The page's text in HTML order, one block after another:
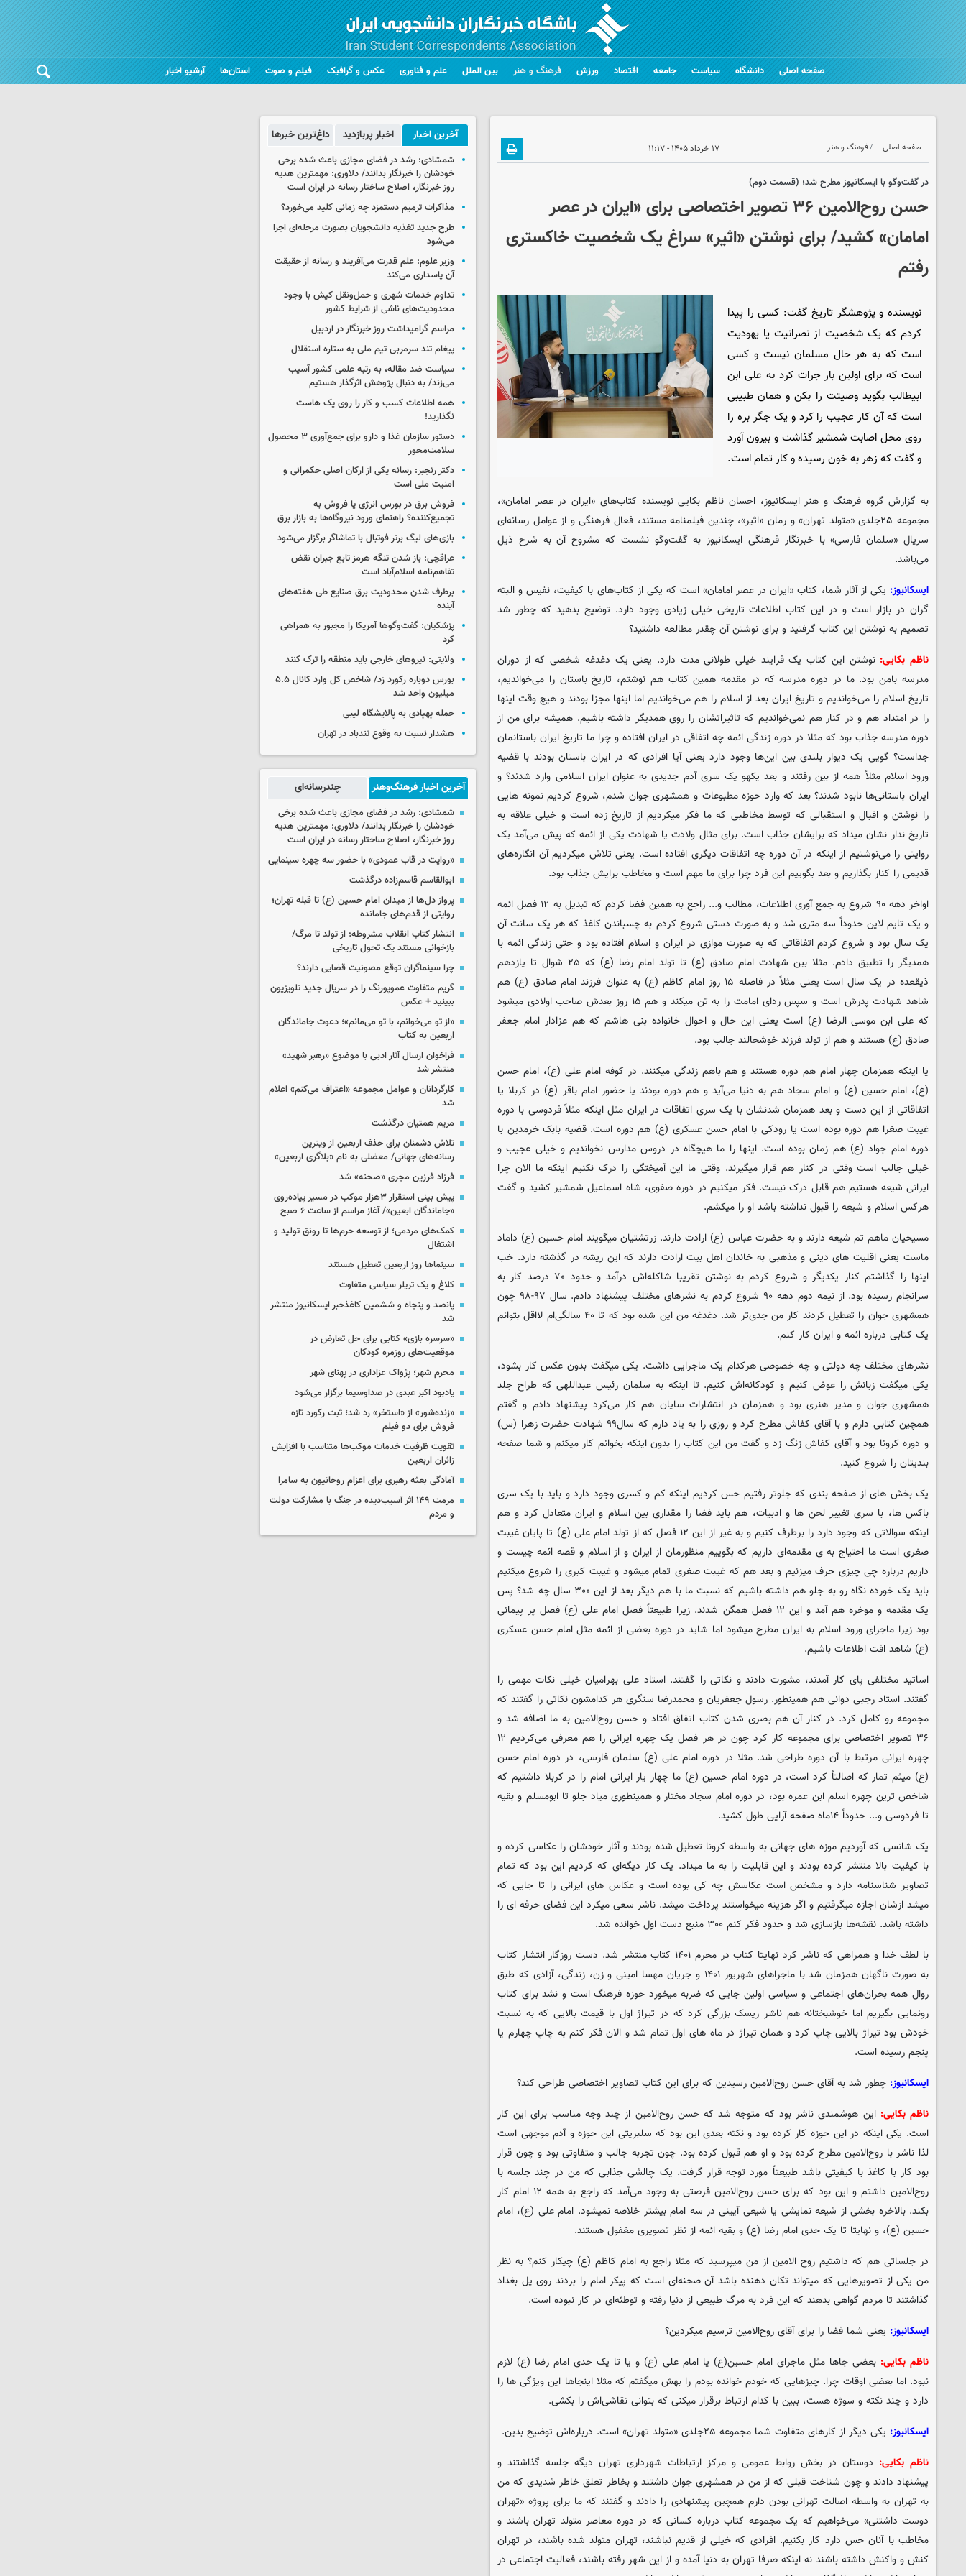
صفحه اصلی دانشگاه سیاست جامعه اقتصاد ورزش فرهنگ و هنر بین الملل علم و فناوری عکس و گرافیک فیلم و صوت استان‌ها آرشیو اخبار
صفحه اصلی فرهنگ و هنر ۱۷ خرداد ۱۴۰۵ - ۱۱:۱۷
در گفت‌وگو با ایسکانیوز مطرح شد؛ (قسمت دوم)
حسن روح‌الامین ۳۶ تصویر اختصاصی برای «ایران در عصر
امامان» کشید/ برای نوشتن «اثیر» سراغ یک شخصیت خاکستری
رفتم
نویسنده و پژوهشگر تاریخ گفت: کسی را پیدا
کردم که یک شخصیت از نصرانیت یا یهودیت
است که به هر حال مسلمان نیست و کسی
است که برای اولین بار جرات کرد به علی ابن
ابیطالب بگوید وصیتت را بکن و همان طبیبی
است که آن کار عجیب را کرد و یک جگر بره را
روی محل اصابت شمشیر گذاشت و بیرون آورد
و گفت که زهر به خون رسیده و کار تمام است.
به گزارش گروه فرهنگ و هنر ایسکانیوز، احسان ناظم بکایی نویسنده کتاب‌های «ایران در عصر امامان»،
مجموعه ۲۵جلدی «متولد تهران» و رمان «اثیر»، چندین فیلمنامه مستند، فعال فرهنگی و از عوامل رسانه‌ای
سریال «سلمان فارسی» با خبرنگار فرهنگی ایسکانیوز به گفت‌وگو نشست که مشروح آن به شرح ذیل
می‌باشد.
ایسکانیوز: یکی از آثار شما، کتاب «ایران در عصر امامان» است که یکی از کتاب‌های با کیفیت، نفیس و البته
گران در بازار است و در این کتاب اطلاعات تاریخی خیلی زیادی وجود دارد. توضیح بدهید که چطور شد
تصمیم به نوشتن این کتاب گرفتید و برای نوشتن آن چقدر مطالعه داشتید؟
ناظم بکایی: نوشتن این کتاب یک فرایند خیلی طولانی مدت دارد. یعنی یک دغدغه شخصی که از دوران
مدرسه بامن بود. ما در دوره مدرسه که در مقدمه همین کتاب هم نوشتم، تاریخ باستان را می‌خواندیم،
تاریخ اسلام را می‌خواندیم و تاریخ ایران بعد از اسلام را هم می‌خواندیم اما اینها مجزا بودند و هیچ وقت اینها
را در امتداد هم و در کنار هم نمی‌خواندیم که تاثیراتشان را روی همدیگر داشته باشیم. همیشه برای من از
دوره مدرسه جذاب بود که مثلا در دوره زندگی ائمه چه اتفاقی در ایران افتاده و چرا ما تاریخ ایران باستانمان
جداست؟ گویی یک دیوار بلندی بین این‌ها وجود دارد یعنی آیا افرادی که در ایران باستان بودند با قضیه
ورود اسلام مثلاً همه از بین رفتند و بعد یکهو یک سری آدم جدیدی به عنوان ایران اسلامی وارد شدند؟ و
ایران باستانی‌ها نابود شدند؟ بعد که وارد حوزه مطبوعات و همشهری جوان شدم، شروع کردیم نمونه هایی
را نوشتن و اقبال و استقبالی که توسط مخاطبی که ما فکر میکردیم از تاریخ زده است و خیلی علاقه به
تاریخ ندار نشان میداد که برایشان جذاب است. برای مثال ولادت یا شهادت یکی از ائمه که پیش می‌آمد یک
روایتی را می‌نوشتیم از اینکه در آن دوره چه اتفاقات دیگری افتاده است. یعنی تلاش میکردیم آن انگاره‌های
قدیمی را کنار بگذاریم و بعد بگوییم این فرد چرا برای ما مهم است و مخاطب برایش جذاب بود.
اواخر دهه ۹۰ شروع به جمع آوری اطلاعات، مطالب و... راجع به همین فضا کردم که تبدیل به ۱۲ فصل ائمه
و یک تایم لاین حدوداً سه متری شد و به صورت دستی شروع کردم به چسباندن کاغذ که هر یک سانت آن
یک سال بود و شروع کردم اتفاقاتی که به صورت موازی در ایران و اسلام افتاده بود و حتی زندگی ائمه با
همدیگر را تطبیق دادم. مثلا بین شهادت امام صادق (ع) تا تولد امام رضا (ع) که ۲۵ شوال تا یازدهم
ذیقعده در یک سال است یعنی مثلاً در فاصله ۱۵ روز امام کاظم (ع) به عنوان فرزند امام صادق (ع) هم
شاهد شهادت پدرش است و سپس ردای امامت را به تن میکند و هم ۱۵ روز بعدش صاحب اولادی میشود
که علی ابن موسی الرضا (ع) است یعنی این حال و احوال خانواده بنی هاشم که هم عزادار امام جعفر
صادق (ع) هستند و هم از تولد فرزند خوشحالند جالب بود.
یا اینکه همزمان چهار امام هم دوره هستند و هم باهم زندگی میکنند. در کوفه امام علی (ع)، امام حسن
(ع)، امام حسین (ع) و امام سجاد هم به دنیا می‌آید و هم دوره بودند یا حضور امام باقر (ع) در کربلا یا
اتفاقاتی از این دست و بعد همزمان شدنشان با یک سری اتفاقات در ایران مثل اینکه مثلاً فردوسی با دوره
غیبت صغرا هم دوره بوده است یا رودکی با امام حسن عسکری (ع) هم دوره است. قضیه بابک خرمدین با
دوره امام جواد (ع) هم زمان بوده است. اینها را ما هیچگاه در دروس مدارس نخواندیم و خیلی عجیب و
خیلی جالب است وقتی در کنار هم قرار میگیرند. وقتی ما این آمیختگی را درک نکنیم اینکه ما الان چرا
ایرانی شیعه هستیم هم قابل درک نیست. فکر میکنیم در دوره صفوی، شاه اسماعیل شمشیر کشید و گفت
هرکس اسلام و شیعه را قبول نداشته باشد او را میکشم.
مسیحیان ماهم تم شیعه دارند و به حضرت عباس (ع) ارادت دارند. زرتشتیان میگویند امام حسین (ع) داماد
ماست یعنی اقلیت های دینی و مذهبی به خاندان اهل بیت ارادت دارند که این ریشه در گذشته دارد. خب
اینها را گذاشتم کنار یکدیگر و شروع کردم به نوشتن تقریبا شاکله‌اش درآمد و حدود ۷۰ درصد کار به
سرانجام رسیده بود. از نیمه دوم دهه ۹۰ شروع کردم به نشرهای مختلف پیشنهاد دادم. سال ۹۷-۹۸ چون
همشهری جوان را تعطیل کردند کار من جدی‌تر شد. دغدغه من این شده بود که تا ۴۰ سالگی‌ام لااقل بتوانم
یک کتابی درباره ائمه و ایران کار کنم.
نشرهای مختلف چه دولتی و چه خصوصی هرکدام یک ماجرایی داشت. یکی میگفت بدون عکس کار بشود،
یکی میگفت زبانش را عوض کنیم و کودکانه‌اش کنیم. تا اینکه به سلمان رئیس عبداللهی که طراح جلد
همشهری جوان و مدیر هنری بود و همزمان در انتشارات سایان هم کار می‌کرد پیشنهاد دادم و گفتم
همچین کتابی دارم و با آقای کفاش مطرح کرد و روزی را به یاد دارم که سال۹۹ شهادت حضرت زهرا (س)
و دوره کرونا بود و آقای کفاش زنگ زد و گفت من این کتاب را بدون اینکه بخوانم کار میکنم و شما صفحه
بندیتان را شروع کنید.
یک بخش های از صفحه بندی که جلوتر رفتیم حس کردیم اینکه کم و کسری وجود دارد و باید با یک سری
باکس ها، با سری تغییر لحن ها و ادبیات، هم باید فضا را مقداری بین اسلام و ایران متعادل کرد و هم
اینکه سوالاتی که وجود دارد را برطرف کنیم و به غیر از این ۱۲ فصل که از تولد امام علی (ع) تا پایان غیبت
صغری است ما احتیاج به ی مقدمه‌ای داریم که بگوییم منظورمان از ایران و از اسلام و قصه ائمه چیست و
داریم درباره چی چیزی حرف میزنیم و بعد هم که غیبت صغری تمام میشود و غیبت کبری را شروع میکنیم
باید یک خورده نگاه رو به جلو هم داشته باشیم که نسبت ما با هم دیگر بعد از این ۳۰۰ سال چه شد؟ پس
یک مقدمه و موخره هم آمد و این ۱۲ فصل همگن شدند. زیرا طبیعتاً فصل امام علی (ع) فصل پر پیمانی
بود زیرا ماجرای ورود اسلام به ایران مطرح میشود اما شاید در دوره بعضی از ائمه مثل امام حسن عسکری
(ع) شاهد افت اطلاعات باشیم.
اساتید مختلفی پای کار آمدند، مشورت دادند و نکاتی را گفتند. استاد علی بهرامیان خیلی نکات مهمی را
گفتند. استاد رجبی دوانی هم همینطور. رسول جعفریان و محمدرضا سنگری هر کدامشون نکاتی را گفتند که
مجموعه رو کامل کرد. در کنار آن هم بصری شدن کتاب اتفاق افتاد و حسن روح‌الامین به ما اضافه شد و
۳۶ تصویر اختصاصی برای مجموعه کار کرد چون در هر فصل یک چهره ایرانی را هم معرفی می‌کردیم ۱۲
چهره ایرانی مرتبط با آن دوره طراحی شد. مثلا در دوره امام علی (ع) سلمان فارسی، در دوره امام حسن
(ع) میثم تمار که اصالتاً کرد است، در دوره امام حسین (ع) ما چهار یار ایرانی امام را در کربلا داشتیم که
شاخص ترین چهره اسلم ابن عمره بود، در دوره امام سجاد مختار و همینطوری میاد جلو تا ابومسلم و بقیه
تا فردوسی و... حدوداً ۱۴ماه صفحه آرایی طول کشید.
یک شانسی که آوردیم موزه های جهانی به واسطه کرونا تعطیل شده بودند و آثار خودشان را عکاسی کرده و
با کیفیت بالا منتشر کرده بودند و این قابلیت را به ما میداد. یک کار دیگه‌ای که کردیم این بود که تمام
تصاویر شناسنامه دارد و مشخص است عکاسش چه کی بوده است و عکاس های ایرانی را تا جایی که
میشد ازشان اجازه میگرفتیم و اگر هزینه میخواستند پرداخت میشد. ناشر سعی میکرد این فضای حرفه ای را
داشته باشد. نقشه‌ها بازسازی شد و حدود فکر کنم ۳۰۰ منبع دست اول خوانده شد.
با لطف خدا و همراهی که ناشر کرد نهایتا کتاب در محرم ۱۴۰۱ کتاب منتشر شد. دست روزگار انتشار کتاب
به صورت ناگهان همزمان شد با ماجراهای شهریور ۱۴۰۱ و جریان مهسا امینی و زن، زندگی، آزادی که طبق
روال همه بحران‌های اجتماعی و سیاسی اولین جایی که ضربه میخورد حوزه فرهنگ است و نشد برای کتاب
رونمایی بگیریم اما خوشبختانه هم ناشر ریسک بزرگی کرد که در تیراژ اول با قیمت بالایی که به نسبت
خودش بود تیراژ بالایی چاپ کرد و همان تیراژ در ماه های اول تمام شد و الان فکر کنم به چاپ چهارم یا
پنجم رسیده است.
ایسکانیوز: چطور شد به آقای حسن روح‌الامین رسیدین که برای این کتاب تصاویر اختصاصی طراحی کند؟
ناظم بکایی: این هوشمندی ناشر بود که متوجه شد که حسن روح‌الامین از چند وجه مناسب برای این کار
است. یکی اینکه در این حوزه کار کرده بود و نکته بعدی این بود که سلبریتی این حوزه و آدم موجهی است
لذا ناشر با روح‌الامین مطرح کرده بود و او هم قبول کرده بود. چون تجربه جالب و متفاوتی بود و چون قرار
بود کار با کاغذ با کیفیتی باشد طبیعتاً مورد توجه قرار گرفت. یک چالشی جذابی که من در چند جلسه با
روح‌الامین داشتم و این بود که برای حسن روح‌الامین فرصتی به وجود می‌آمد که راجع به همه ۱۲ امام کار
بکند. بالاخره بخشی از شیعه نمایشی یا شیعی آیینی در سه امام بیشتر خلاصه نمیشود. امام علی (ع)، امام
حسین (ع)، و نهایتا تا یک حدی امام رضا (ع) و بقیه ائمه از نظر تصویری مغفول هستند.
در جلساتی هم که داشتیم روح الامین از من میپرسید که مثلا راجع به امام کاظم (ع) چیکار کنم؟ به نظر
من یکی از تصویرهایی که میتواند تکان دهنده باشد آن صحنه‌ای است که پیکر امام را بردند روی پل بغداد
گذاشتند تا مردم گواهی بدهند که این فرد به مرگ طبیعی از دنیا رفته و توطئه‌ای در کار نبوده است.
ایسکانیوز: یعنی شما فضا را برای آقای روح‌الامین ترسیم میکردین؟
ناظم بکایی: بعضی جاها مثل ماجرای امام حسین(ع) یا امام علی (ع) و یا تا یک حدی امام رضا (ع) لازم
نبود. اما بعضی اوقات چرا. چیزهایی که خودم خوانده بودم را بهش میگفتم که مثلا اینجاها این ویژگی ها را
دارد و چند نکته و سوژه هست، ببین با کدام ارتباط برقرار میکنی که بتوانی نقاشی‌اش را بکشی.
ایسکانیوز: یکی دیگر از کارهای متفاوت شما مجموعه ۲۵جلدی «متولد تهران» است. درباره‌اش توضیح بدین.
ناظم بکایی: دوستان در بخش روابط عمومی و مرکز ارتباطات شهرداری تهران دیگه جلسه گذاشتند و
پیشنهاد دادند و چون شناخت قبلی که از من در همشهری جوان داشتند و بخاطر تعلق خاطر شدیدی که من
به تهران به واسطه اصالت تهرانی بودن دارم همچین پیشنهادی را دادند و گفتند که ما برای پروژه «تهران
دوست داشتنی» می‌خواهیم که یک مجموعه کتاب درباره کسانی که در دوره معاصر متولد تهران باشند و
مخاطب با آنان حس دارد کار بکنیم. افرادی که خیلی از قدیم نباشند، تهران متولد شده باشند، در تهران
کنش و واکنش داشته باشند نه اینکه صرفا تهران به دنیا آمده و از این شهر رفته باشند، فعالیت اجتماعی در
آخرین اخبار اخبار پربازدید داغ‌ترین خبرها
شمشادی: رشد در فضای مجازی باعث شده برخی
خودشان را خبرنگار بدانند/ دلاوری: مهمترین هدیه‌
روز خبرنگار، اصلاح ساختار رسانه در ایران است
مذاکرات ترمیم دستمزد چه زمانی کلید می‌خورد؟
طرح جدید تغذیه دانشجویان بصورت مرحله‌ای اجرا
می‌شود
وزیر علوم: علم قدرت می‌آفریند و رسانه از حقیقت
آن پاسداری می‌کند
تداوم خدمات شهری و حمل‌ونقل کیش با وجود
محدودیت‌های ناشی از شرایط کشور
مراسم گرامیداشت روز خبرنگار در اردبیل
پیغام تند سرمربی تیم ملی به ستاره استقلال
سیاست ضد مقاله، به رتبه علمی کشور آسیب
می‌زند/ به دنبال پژوهش اثرگذار هستیم
همه اطلاعات کسب‌ و کار را روی یک هاست
نگذارید!
دستور سازمان غذا و دارو برای جمع‌آوری ۳ محصول
سلامت‌محور
دکتر رنجبر: رسانه یکی از ارکان اصلی حکمرانی و
امنیت ملی است
فروش برق در بورس انرژی یا فروش به
تجمیع‌کننده؟ راهنمای ورود نیروگاه‌ها به بازار برق
بازی‌های لیگ برتر فوتبال با تماشاگر برگزار می‌شود
عراقچی: باز شدن تنگه هرمز تابع جبران نقض
تفاهم‌نامه اسلام‌آباد است
برطرف شدن محدودیت‌ برق صنایع طی هفته‌های
آینده
پزشکیان: گفت‌وگوها آمریکا را مجبور به همراهی
کرد
ولایتی: نیروهای خارجی باید منطقه را ترک کنند
بورس دوباره رکورد زد/ شاخص کل وارد کانال ۵.۵
میلیون واحد شد
حمله پهپادی به پالایشگاه لیبی
هشدار نسبت به وقوع تندباد در تهران
آخرین اخبار فرهنگ‌وهنر چندرسانه‌ای
شمشادی: رشد در فضای مجازی باعث شده برخی
خودشان را خبرنگار بدانند/ دلاوری: مهمترین هدیه‌
روز خبرنگار، اصلاح ساختار رسانه در ایران است
«روایت در قاب عمودی» با حضور سه چهره سینمایی
ابوالقاسم قاسم‌زاده درگذشت
پرواز دل‌ها از میدان امام حسین (ع) تا قبله تهران؛
روایتی از قدم‌های جامانده
انتشار کتاب انقلاب مشروطه؛ از تولد تا مرگ/
بازخوانی مستند یک تحول تاریخی
چرا سینماگران توقع مصونیت قضایی دارند؟
گریم متفاوت عموپورنگ را در سریال جدید تلویزیون
ببینید + عکس
«از تو می‌خوانم، با تو می‌مانم»؛ دعوت جاماندگان
اربعین به کتاب
فراخوان ارسال آثار ادبی با موضوع «رهبر شهید»
منتشر شد
کارگردانان و عوامل مجموعه «اعتراف می‌کنم» اعلام
شد
مریم همتیان درگذشت
تلاش دشمنان برای حذف اربعین از ویترین
رسانه‌های جهانی/ معضلی به نام «بلاگری اربعین»
فرزاد فرزین مجری «صحنه» شد
پیش بینی استقرار ۳هزار موکب در مسیر پیاده‌روی
«جاماندگان ابعین»/ آغاز مراسم از ساعت ۶ صبح
کمک‌های مردمی؛ از توسعه حرم‌ها تا رونق تولید و
اشتغال
سینماها روز اربعین تعطیل هستند
کلاغ و یک تریلر سیاسی متفاوت
پانصد و پنجاه و ششمین کاغذخبر ایسکانیوز منتشر
شد
«سرسره بازی» کتابی برای حل تعارض در
موقعیت‌های روزمره کودکان
محرم شهر؛ پژواک عزاداری در پهنای شهر
یادبود اکبر عبدی در صداوسیما برگزار می‌شود
«زنده‌شور» از «استخر» رد شد؛ ثبت رکورد تازه
فروش برای دو فیلم
تقویت ظرفیت خدمات موکب‌ها متناسب با افزایش
زائران اربعین
آمادگی بعثه رهبری برای اعزام روحانیون به سامرا
مرمت ۱۴۹ اثر آسیب‌دیده در جنگ با مشارکت دولت
و مردم